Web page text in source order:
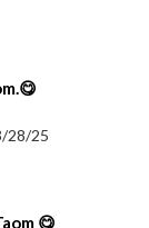
28/25
😋